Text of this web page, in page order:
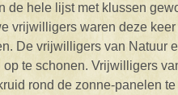
de hele lijst met klussen
vrijwilligers waren deze
De vrijwilligers van Natuur
op te schonen. Vrijwilligers
rond de zonne-panelen